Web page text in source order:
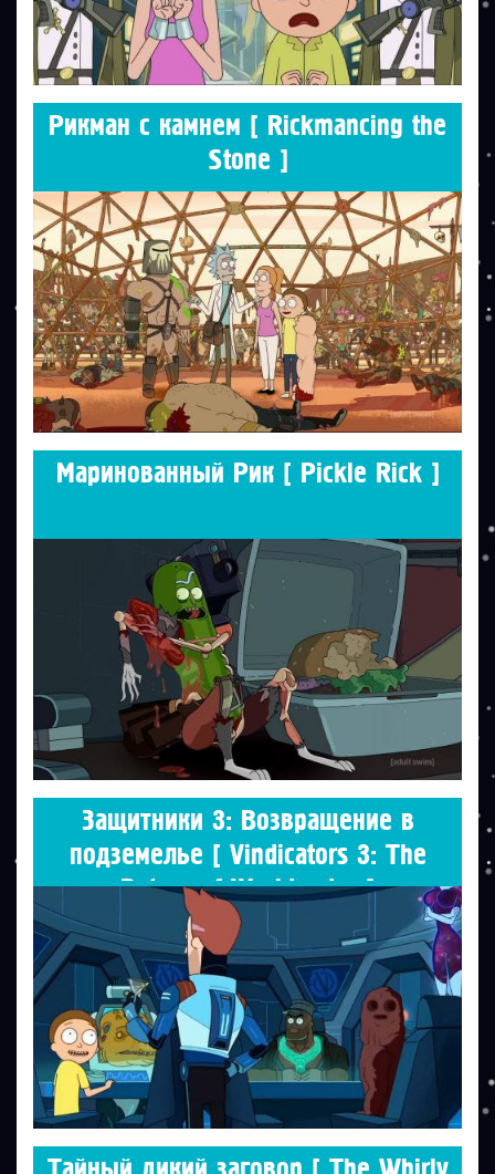
Рикман с камнем [ Rickmancing the
Stone ]
Маринованный Рик [ Pickle Rick ]
Защитники 3: Возвращение в
подземелье [ Vindicators 3: The
Return of Worldender ]